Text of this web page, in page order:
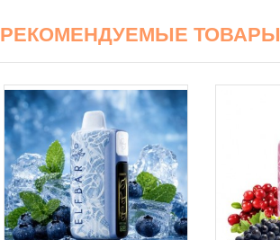
РЕКОМЕНДУЕМЫЕ ТОВАРЫ